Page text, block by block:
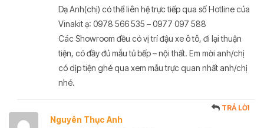
Dạ Anh(chị) có thể liên hệ trực tiếp qua số Hotline của
Vinakit ạ: 0978 566 535 – 0977 097 588
Các Showroom đều có vị trí đậu xe ô tô, đi lại thuận
tiện, có đầy đủ mẫu tủ bếp – nội thất. Em mời anh/chị
có dịp tiện ghé qua xem mẫu trực quan nhất anh/chị
nhé.
Nguyên Thục Anh
TRẢ LỜI